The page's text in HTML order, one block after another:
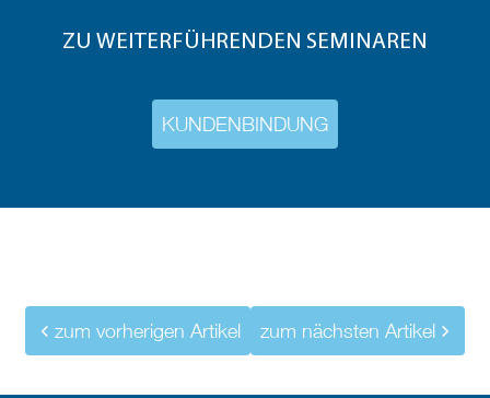
ZU WEITERFÜHRENDEN SEMINAREN
KUNDENBINDUNG
zum vorherigen Artikel zum nächsten Artikel